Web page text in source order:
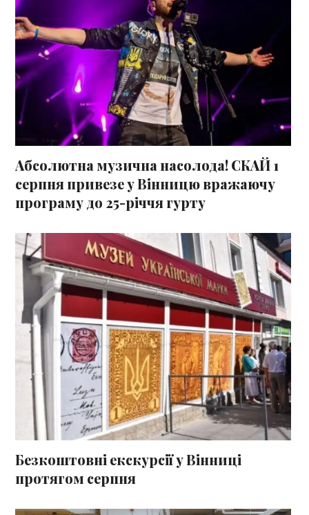
Абсолютна музична насолода! СКАЙ 1
серпня привезе у Вінницю вражаючу
програму до 25-річчя гурту
Безкоштовні екскурсії у Вінниці
протягом серпня